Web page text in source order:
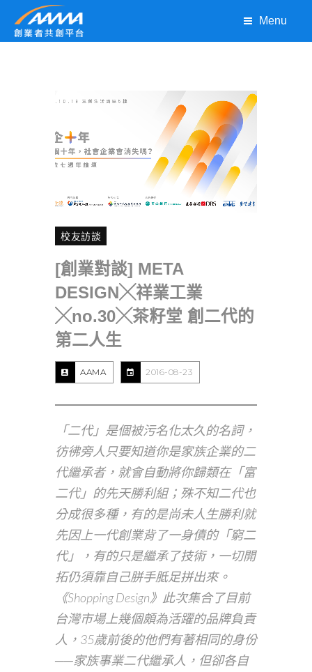
Menu
校友訪談
[創業對談] META
DESIGN╳祥業工業
╳no.30╳茶籽堂 創二代的
第二人生
AAMA 2016-08-23
「二代」是個被污名化太久的名詞，
彷彿旁人只要知道你是家族企業的二
代繼承者，就會自動將你歸類在「富
二代」的先天勝利組；殊不知二代也
分成很多種，有的是尚未人生勝利就
先因上一代創業背了一身債的「窮二
代」，有的只是繼承了技術，一切開
拓仍須靠自己胼手胝足拼出來。
《Shopping Design》此次集合了目前
台灣市場上幾個頗為活躍的品牌負責
人，35歲前後的他們有著相同的身份
──家族事業二代繼承人，但卻各自